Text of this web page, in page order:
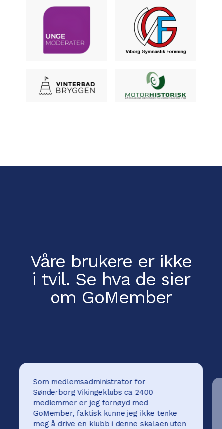
Våre brukere er ikke
i tvil. Se hva de sier
om GoMember
Som medlemsadministrator for
Sønderborg Vikingeklubs ca 2400
medlemmer er jeg fornøyd med
GoMember, faktisk kunne jeg ikke tenke
meg å drive en klubb i denne skalaen uten